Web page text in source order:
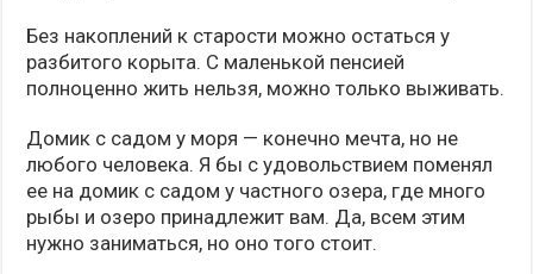
Без накоплений к старости можно остаться у
разбитого корыта. С маленькой пенсией
полноценно жить нельзя, можно только выживать.
Домик с садом у моря — конечно мечта, но не
любого человека. Я бы с удовольствием поменял
ее на домик с садом у частного озера, где много
рыбы и озеро принадлежит вам. Да, всем этим
нужно заниматься, но оно того стоит.